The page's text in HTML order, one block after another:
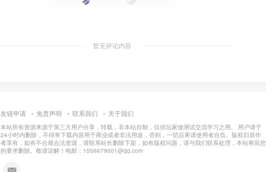
暂无评论内容
友链申请 免责声明 联系我们 关于我们
本站所有资源来源于第三方用户分享，转载，非本站自制，仅供玩家做测试交流学习之用。 用户请于
24小时内删除，不得将下载内容用于商业或者非法用途，否则，一切后果请使用者自负。版权归原作
者享有，如有不合规合法资源，请联系站长删除下架，如有版权问题，请与我们联系处理，本站将应您
的要求删除。敬请谅解！电邮：1556679001@qq.com